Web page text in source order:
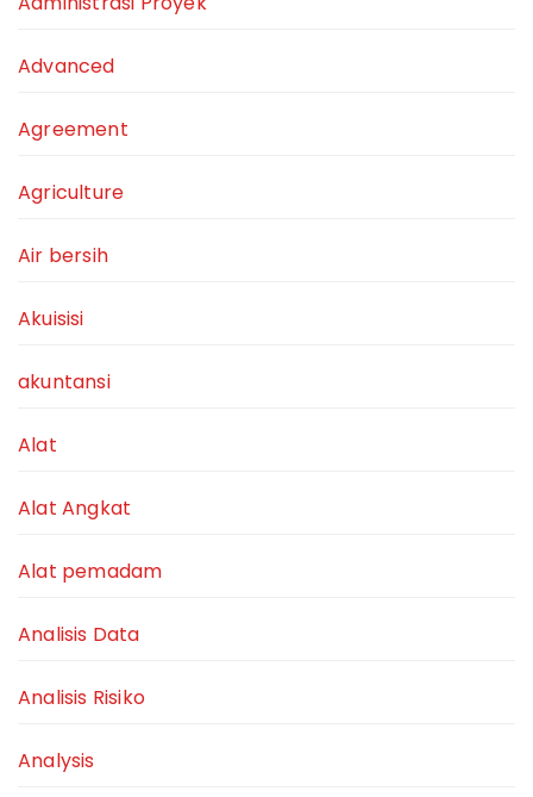
Advanced
Agreement
Agriculture
Air bersih
Akuisisi
akuntansi
Alat
Alat Angkat
Alat pemadam
Analisis Data
Analisis Risiko
Analysis